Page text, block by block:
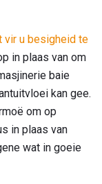
vir u besigheid te
in plaas van om
baie
kan gee.
om op
in plaas van
wat in goeie